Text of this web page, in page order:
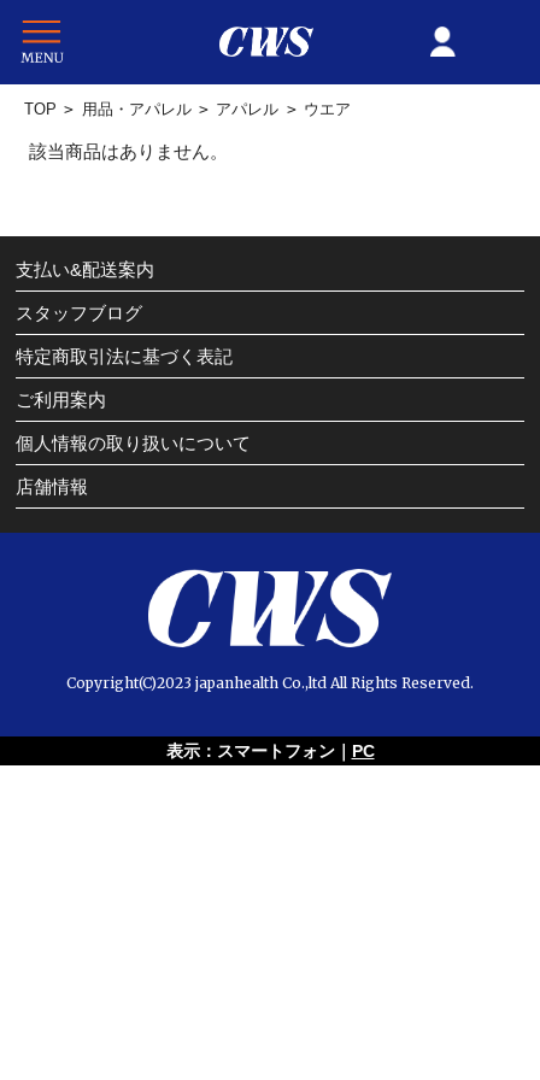
TOP > 用品・アパレル > アパレル > ウエア
該当商品はありません。
支払い&配送案内
スタッフブログ
特定商取引法に基づく表記
ご利用案内
個人情報の取り扱いについて
店舗情報
Copyright(C)2023 japanhealth Co.,ltd All Rights Reserved.
表示：スマートフォン｜ PC